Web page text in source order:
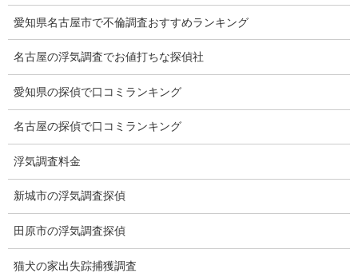
時間制の延長時間は1時間1万円なら1万円です。
浮気をする人の人間性は？
浮気をする人は、配偶者を平気で裏切ることが出来るわけ
ですから例外を除いて、他人を裏切ることは、いとも簡単と思い
本性は、自分本位で欲深く心の冷たい人間と思います。
人それぞれ価値観は違いますが幸せそうに見えても不幸な
愛知県名古屋市で不倫調査おすすめランキング
名古屋の浮気調査でお値打ちな探偵社
愛知県の探偵で口コミランキング
名古屋の探偵で口コミランキング
浮気調査料金
新城市の浮気調査探偵
田原市の浮気調査探偵
猫犬の家出失踪捕獲調査